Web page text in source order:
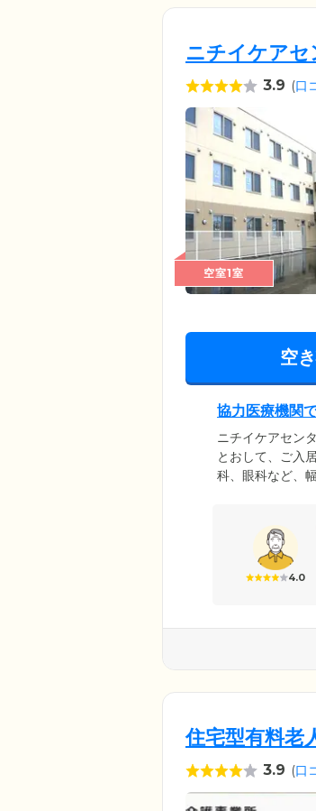
ニチイケアセ
3.9 (口
空室1室
空
協力医療機関
ニチイケアセン
とおして、ご入
科、眼科など、
いただきやすい
合わせください
4.0
住宅型有料老
3.9 (口